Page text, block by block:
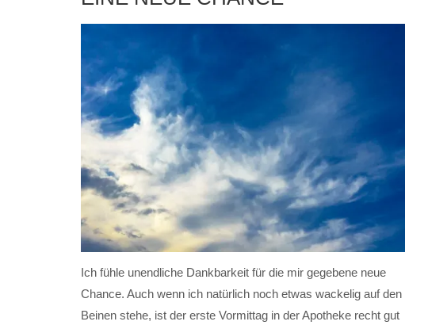
Ich fühle unendliche Dankbarkeit für die mir gegebene neue
Chance. Auch wenn ich natürlich noch etwas wackelig auf den
Beinen stehe, ist der erste Vormittag in der Apotheke recht gut